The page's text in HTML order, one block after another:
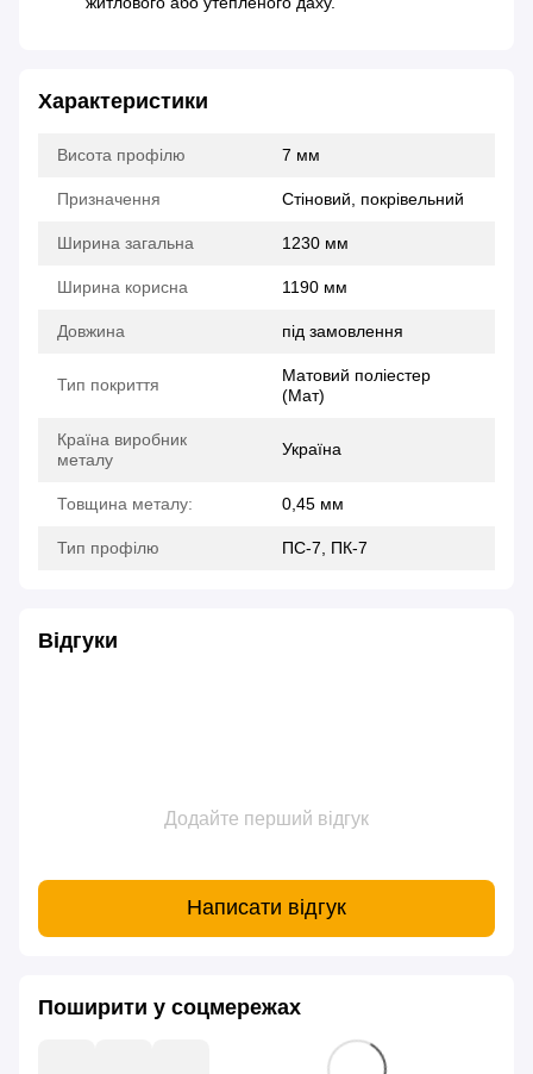
Характеристики
Висота профілю 7 мм
Призначення Стіновий, покрівельний
Ширина загальна 1230 мм
Ширина корисна 1190 мм
Довжина під замовлення
Тип покриття
Матовий поліестер
(Мат)
Країна виробник
металу
Україна
Товщина металу: 0,45 мм
Тип профілю ПС-7, ПК-7
Відгуки
Додайте перший відгук
Написати відгук
Поширити у соцмережах